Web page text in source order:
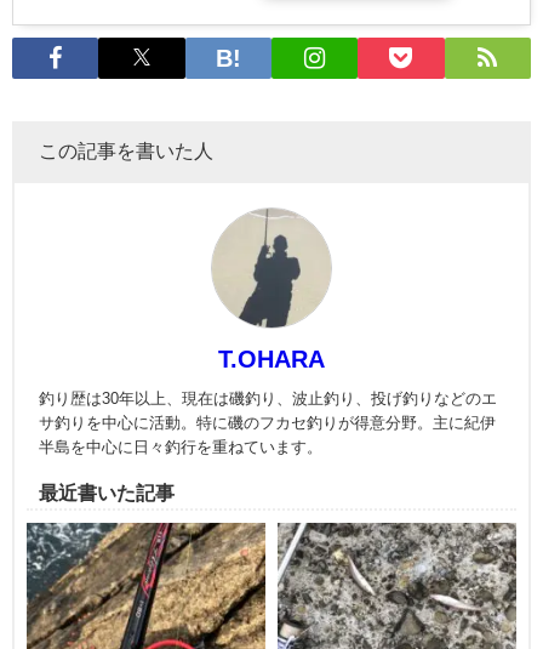
この記事を書いた人
T.OHARA
釣り歴は30年以上、現在は磯釣り、波止釣り、投げ釣りなどのエ
サ釣りを中心に活動。特に磯のフカセ釣りが得意分野。主に紀伊
半島を中心に日々釣行を重ねています。
最近書いた記事